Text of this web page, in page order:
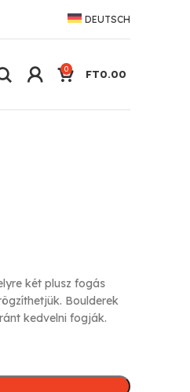
DEUTSCH
0 FT0.00
két plusz fogás
Boulderek
kedvelni fogják.